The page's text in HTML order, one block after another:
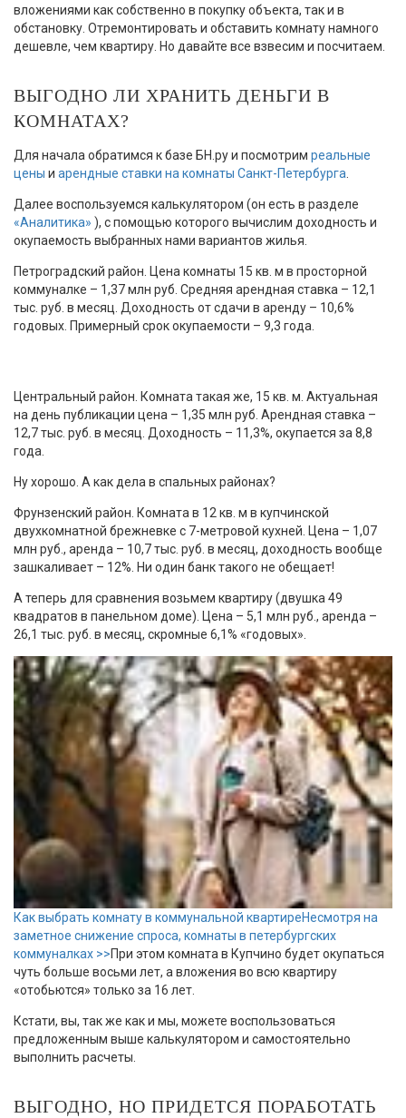
вложениями как собственно в покупку объекта, так и в
обстановку. Отремонтировать и обставить комнату намного
дешевле, чем квартиру. Но давайте все взвесим и посчитаем.
ВЫГОДНО ЛИ ХРАНИТЬ ДЕНЬГИ В
КОМНАТАХ?
Для начала обратимся к базе БН.ру и посмотрим реальные
цены и арендные ставки на комнаты Санкт-Петербурга
Далее воспользуемся калькулятором (он есть в разделе
«Аналитика» ), с помощью которого вычислим доходность и
окупаемость выбранных нами вариантов жилья.
Петроградский район. Цена комнаты 15 кв. м в просторной
коммуналке – 1,37 млн руб. Средняя арендная ставка – 12,1
тыс. руб. в месяц. Доходность от сдачи в аренду – 10,6%
годовых. Примерный срок окупаемости – 9,3 года.
Центральный район. Комната такая же, 15 кв. м. Актуальная
на день публикации цена – 1,35 млн руб. Арендная ставка –
12,7 тыс. руб. в месяц. Доходность – 11,3%, окупается за 8,8
года.
Ну хорошо. А как дела в спальных районах?
Фрунзенский район. Комната в 12 кв. м в купчинской
двухкомнатной брежневке с 7-метровой кухней. Цена – 1,07
млн руб., аренда – 10,7 тыс. руб. в месяц, доходность вообще
зашкаливает – 12%. Ни один банк такого не обещает!
А теперь для сравнения возьмем квартиру (двушка 49
квадратов в панельном доме). Цена – 5,1 млн руб., аренда –
26,1 тыс. руб. в месяц, скромные 6,1% «годовых».
Как выбрать комнату в коммунальной квартиреНесмотря на
заметное снижение спроса, комнаты в петербургских
коммуналках >>При этом комната в Купчино будет окупаться
чуть больше восьми лет, а вложения во всю квартиру
«отобьются» только за 16 лет.
Кстати, вы, так же как и мы, можете воспользоваться
предложенным выше калькулятором и самостоятельно
выполнить расчеты.
ВЫГОДНО, НО ПРИДЕТСЯ ПОРАБОТАТЬ